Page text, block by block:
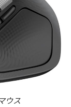
ウス